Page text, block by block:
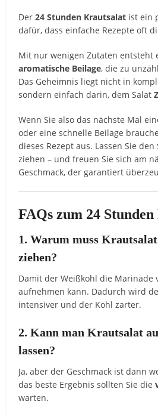
Der24Stunden Krautsalat istein
dafür,dasseinfache Rezepteoft
Mit nurwenigenZutatenentsteht
aromatische Beilage,diezu
Das Geheimnis liegt nicht in
sonderneinfachdarin,demSalat
WennSiealsodas nächste Mal
odereineschnelle Beilage
dieses Rezeptaus. LassenSieden
ziehen – undfreuenSiesicham
Geschmack,dergarantiert
FAQszum 24 Stunden
1.Warummuss
ziehen?
DamitderWeißkohldie Marinade
aufnehmen kann. Dadurchwird
intensiver undder Kohlzarter.
2.KannmanKrautsalat
lassen?
Ja,aberder Geschmack istdann
das beste ErgebnissolltenSiedie
warten.